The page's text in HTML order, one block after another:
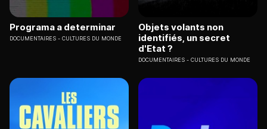
Programa a determinar
DOCUMENTAIRES CULTURES DU MONDE
Objets volants non
identifiés, un secret
d'Etat ?
DOCUMENTAIRES CULTURES DU MONDE